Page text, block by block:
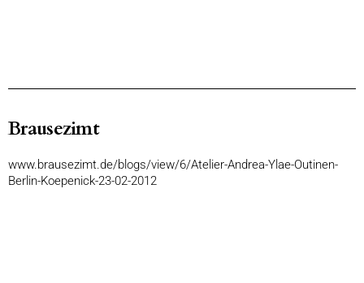
Brausezimt
www.brausezimt.de/blogs/view/6/Atelier-Andrea-Ylae-Outinen-
Berlin-Koepenick-23-02-2012